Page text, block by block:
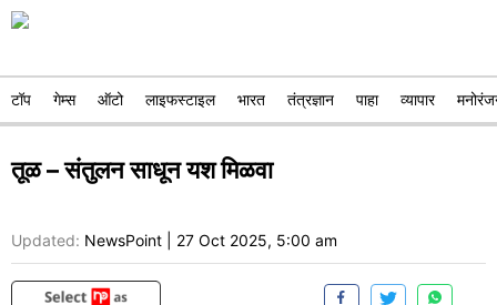
टॉप गेम्स ऑटो लाइफस्टाइल भारत तंत्रज्ञान पाहा व्यापार
तूळ – संतुलन साधून यश मिळवा
Updated: NewsPoint 27 Oct 2025, 5:00 am